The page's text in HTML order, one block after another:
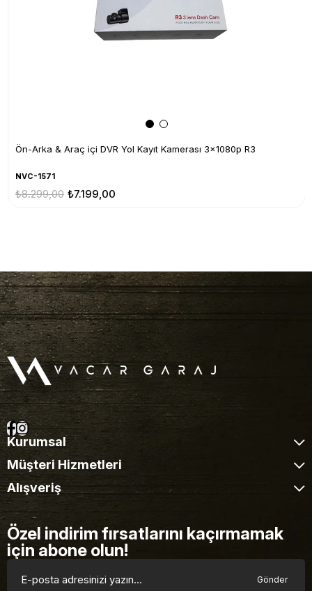
Ön-Arka & Araç içi DVR Yol Kayıt Kamerası 3x1080p R3
NVC-1571
₺7.199,00
₺8.299,00
Kurumsal
Müşteri Hizmetleri
Alışveriş
Özel indirim fırsatlarını kaçırmamak
için abone olun!
Gönder